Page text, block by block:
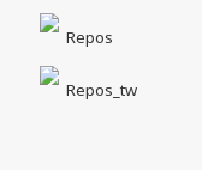
Repos
Repos_tw